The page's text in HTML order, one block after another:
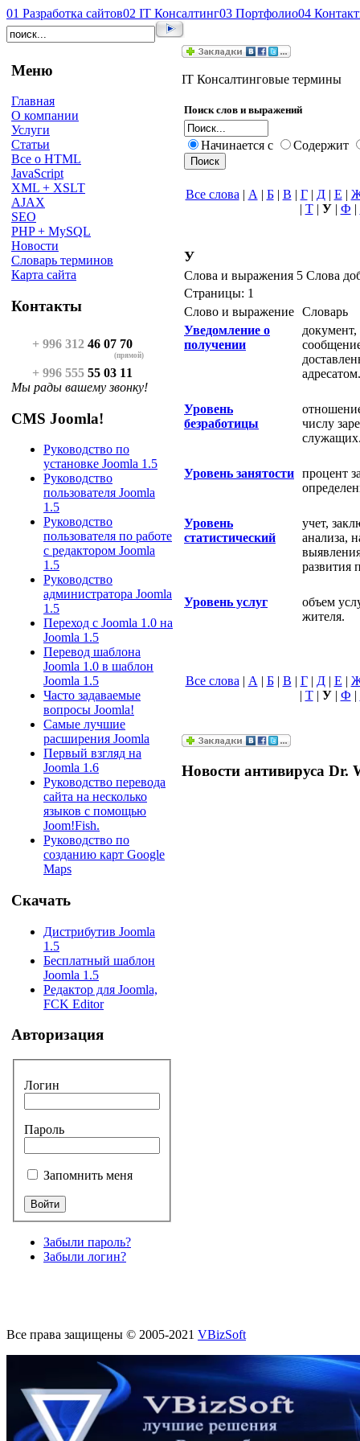
01 Разработка сайтов02 IT Консалтинг03 Портфолио04
Меню
Главная
О компании
Услуги
Статьи
Все о HTML
JavaScript
XML + XSLT
AJAX
SEO
PHP + MySQL
Новости
Словарь терминов
Карта сайта
Контакты
+ 996 312 46 07 70
(прямой)
+ 996 555 55 03 11
Мы рады вашему звонку!
CMS Joomla!
Руководство по
установке Joomla 1.5
Руководство
пользователя Joomla
1.5
Руководство
пользователя по работе
с редактором Joomla
1.5
Руководство
администратора Joomla
1.5
Переход с Joomla 1.0 на
Joomla 1.5
Перевод шаблона
Joomla 1.0 в шаблон
Joomla 1.5
Часто задаваемые
вопросы Joomla!
Самые лучшие
расширения Joomla
Первый взгляд на
Joomla 1.6
Руководство перевода
сайта на несколько
языков с помощью
Joom!Fish.
Руководство по
созданию карт Google
Maps
Скачать
Дистрибутив Joomla
1.5
Бесплатный шаблон
Joomla 1.5
Редактор для Joomla,
FCK Editor
Авторизация
Логин
Пароль
Запомнить меня
Забыли пароль?
Забыли логин?
IT Консалтинговые термины
Поиск слов и выражений
Начинается с Содержит
Все слова | А | Б| В | Г| Д| Е |
| Т| У| Ф |
У
Слова и выражения 5 Слова
Страницы: 1
Слово и выражение Словарь
Уведомление о
получении
адресатом.
Уровень
безработицы
числу
Уровень занятости процент
Уровень
статистический
учет,
анализа,
развития
Уровень услуг
объем
жителя.
Все слова | А | Б| В | Г| Д| Е |
| Т| У| Ф |
Новости антивируса Dr.
Все права защищены © 2005-2021 VBizSoft